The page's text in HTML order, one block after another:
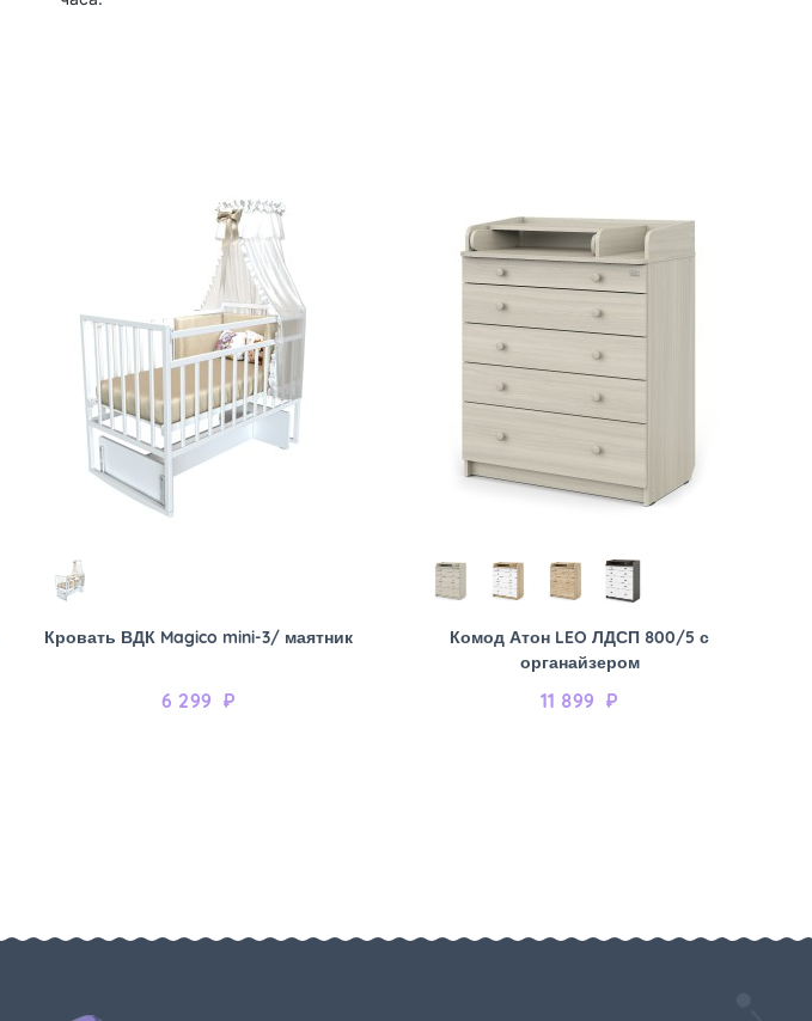
Кровать ВДК Magico mini-3/ маятник
6 299 ₽
Комод Атон LEO ЛДСП 800/5 с
органайзером
11 899 ₽